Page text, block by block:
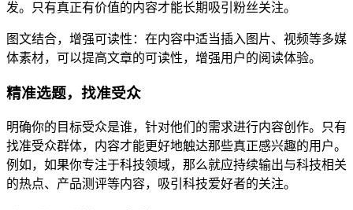
发。只有真正有价值的内容才能长期吸引粉丝关注。
图文结合，增强可读性：在内容中适当插入图片、视频等多媒
体素材，可以提高文章的可读性，增强用户的阅读体验。
精准选题，找准受众
明确你的目标受众是谁，针对他们的需求进行内容创作。只有
找准受众群体，内容才能更好地触达那些真正感兴趣的用户。
例如，如果你专注于科技领域，那么就应持续输出与科技相关
的热点、产品测评等内容，吸引科技爱好者的关注。